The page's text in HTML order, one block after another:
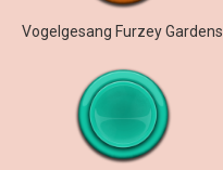
Vogelgesang Furzey Gardens